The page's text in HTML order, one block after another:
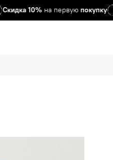
Скидка10%на первуюпокупку